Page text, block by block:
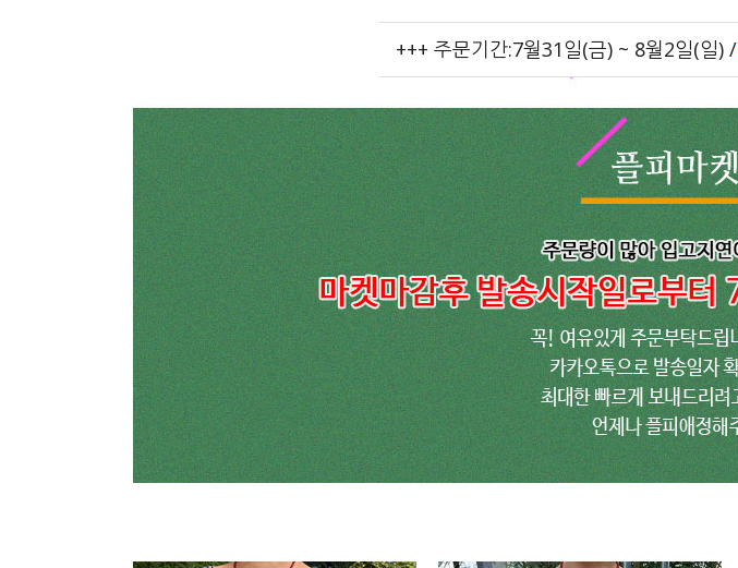
+++ 주문기간:7월31일(금) ~ 8월2일(일) /